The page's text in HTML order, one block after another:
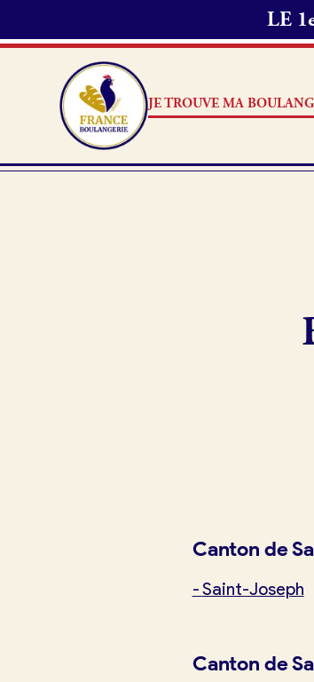
LE
JE TROUVE MA
Pourquoi
Canton de
-Saint-Joseph
Canton de